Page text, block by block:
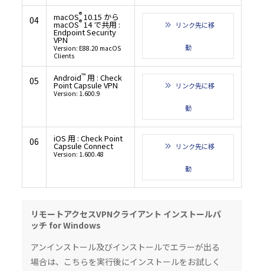
04 macOS® 10.15 から
macOS® 14 で共用 :
Endpoint Security
VPN
Version: E88.20 macOS
Clients
リンク先に移
動
05 Android™ 用 : Check
Point Capsule VPN
Version: 1.600.9
リンク先に移
動
06 iOS 用 : Check Point
Capsule Connect
Version: 1.600.48
リンク先に移
動
リモートアクセスVPNクライアント インストールパ
ッチ for Windows
アンインストール及びインストールでエラーが出る
場合は、こちらを実行後にインストールをお試しく